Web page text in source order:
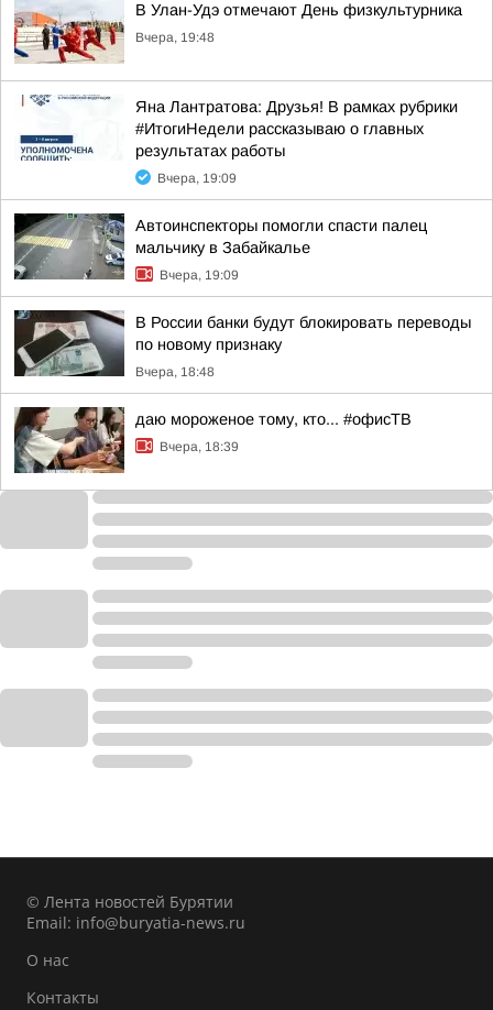
В Улан-Удэ отмечают День физкультурника
Вчера, 19:48
Яна Лантратова: Друзья! В рамках рубрики
#ИтогиНедели рассказываю о главных
результатах работы
Вчера, 19:09
Автоинспекторы помогли спасти палец
мальчику в Забайкалье
Вчера, 19:09
В России банки будут блокировать переводы
по новому признаку
Вчера, 18:48
даю мороженое тому, кто... #офисТВ
Вчера, 18:39
© Лента новостей Бурятии
Email: info@buryatia-news.ru
О нас
Контакты